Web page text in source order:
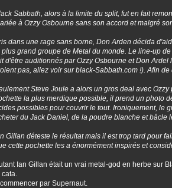
Sabbath, alors à la limite du split, fut en fait
à Ozzy Osbourne sans son accord et malgré
dans une rage sans borne, Don Arden décida
plus grand groupe de Metal du monde. Le line-up
d'être auditionnés par Ozzy Osbourne et Don
pas, allez voir sur black-Sabbath.com !). Afin
Steve Joule a alors un gros deal avec
la plus merdique possible, il prend un photo
possibles pour couvrir le tout. Ironiquement, le
du Jack Daniel, de la poudre blanche et bâcle
Gillan déteste le résultat mais il est trop tard pour
cette pochette les a énormément inspirés et
Ian Gillan était un vrai metal-god en herbe sur
cata.
par Supernaut.